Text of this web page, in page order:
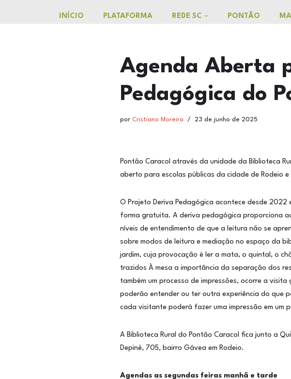
INÍCIO PLATAFORMA REDE SC PONTÃO
Agenda Aberta
Pedagógica do
porCristiano Moreira 23 de junho de 2025
Pontão Caracol através da unidade da Biblioteca
aberto para escolas públicas da cidade de Rodeio
O Projeto Deriva Pedagógica acontece desde
forma gratuita. A deriva pedagógica proporciona
níveis de entendimento de que a leitura não se
sobre modos de leitura e mediação no espaço da
jardim, cuja provocação é ler a mata, o quintal, o
trazidos À mesa a importância da separação dos
também um processo de impressões, ocorre a
poderão entender ou ter outra experiência do que
cada visitante poderá fazer uma impressão em um
A Biblioteca Rural do Pontão Caracol fica junto a
Depinè, 705, bairro Gávea em Rodeio.
Agendas as segundas feiras manhã e tarde